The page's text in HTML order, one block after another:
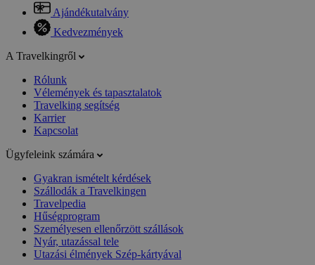
Ajándékutalvány
Kedvezmények
A Travelkingről
Rólunk
Vélemények és tapasztalatok
Travelking segítség
Karrier
Kapcsolat
Ügyfeleink számára
Gyakran ismételt kérdések
Szállodák a Travelkingen
Travelpedia
Hűségprogram
Személyesen ellenőrzött szállások
Nyár, utazással tele
Utazási élmények Szép-kártyával